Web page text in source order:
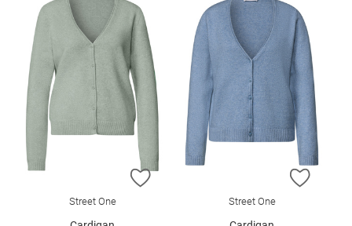
ZUR WUNSCHLISTE HINZUFÜGEN
Street One
ZUR
Street One